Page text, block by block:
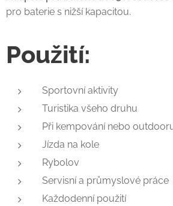
pro baterie s nižší kapacitou.
Použití:
Sportovní aktivity
Turistika všeho druhu
Při kempování nebo
Jízda na kole
Rybolov
Servisní a průmyslové práce
Každodenní použití